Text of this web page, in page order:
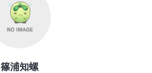
篠浦知螺